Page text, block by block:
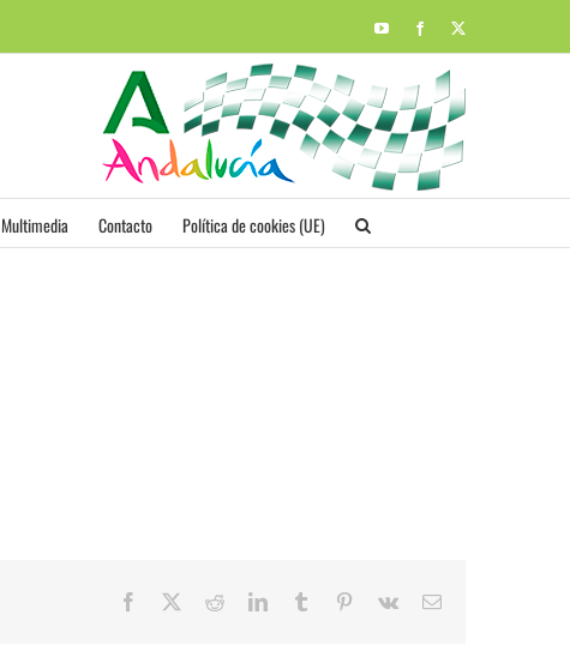
YouTubeFacebook
Multimedia Contacto Política de cookies (UE)
Facebook RedditLinkedInTumblr Pinterest
Vk
Correo